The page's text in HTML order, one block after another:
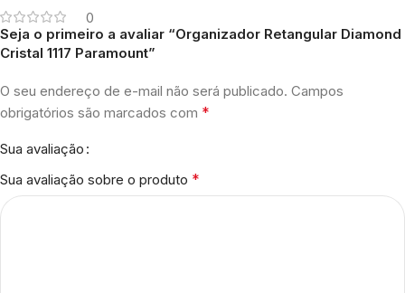
0
Seja o primeiro a avaliar “Organizador Retangular Diamond
Cristal 1117 Paramount”
O seu endereço de e-mail não será publicado. Campos
obrigatórios são marcados com *
Sua avaliação
Sua avaliação sobre o produto *